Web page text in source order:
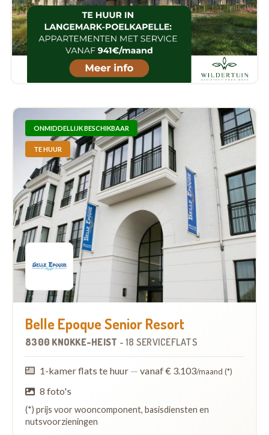
ONMIDDELLIJK BESCHIKBAAR
TE HUUR
Belle Epoque Senior Resort
8300 KNOKKE-HEIST - 18 SERVICEFLATS
1-kamer flats te huur — vanaf € 3.103/maand (*)
8 foto's
(*) prijs voor wooncomponent, basisdiensten en
nutsvoorzieningen